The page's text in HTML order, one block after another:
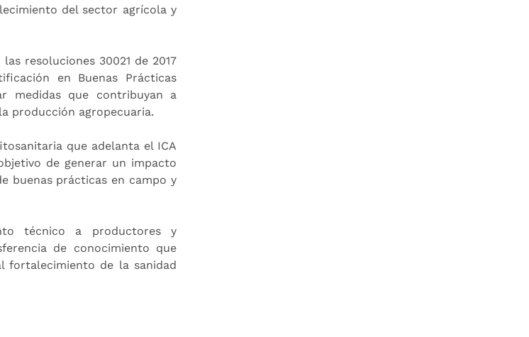
del sector agrícola y
resoluciones 30021 de 2017
en Buenas Prácticas
medidas que contribuyan a
producción agropecuaria.
que adelanta el ICA
de generar un impacto
buenas prácticas en campo y
técnico a productores y
de conocimiento que
fortalecimiento de la sanidad